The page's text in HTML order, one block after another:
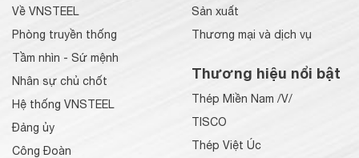
Về VNSTEEL
Phòng truyền thống
Tầm nhìn - Sứ mệnh
Nhân sự chủ chốt
Hệ thống VNSTEEL
Đảng ủy
Công Đoàn
Sản xuất
Thương mại và dịch vụ
Thương hiệu nổi bật
Thép Miền Nam /V/
TISCO
Thép Việt Úc